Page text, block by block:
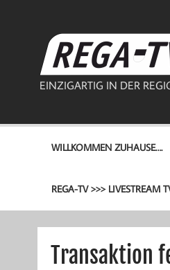
EINZIGARTIG IN DER
WILLKOMMEN ZUHAUSE….
REGA-TV >>> LIVESTREAM
Transaktion